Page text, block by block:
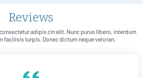
Reviews
adipis cin elit. Nunc purus libero, interdum
facilisis turpis. Donec dictum neque veloran.